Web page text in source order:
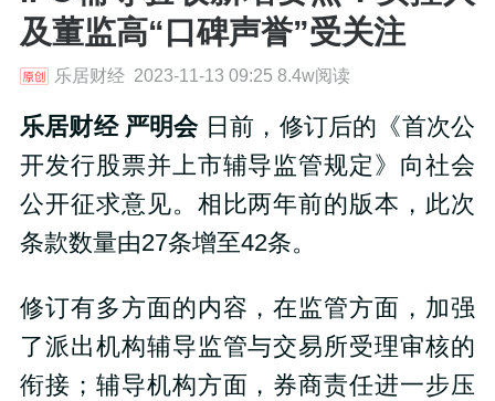
及董监高“口碑声誉”受关注
乐居财经 2023-11-13 09:25 8.4w阅读
乐居财经 严明会日前，修订后的《首次公
开发行股票并上市辅导监管规定》向社会
公开征求意见。相比两年前的版本，此次
条款数量由27条增至42条。
修订有多方面的内容，在监管方面，加强
了派出机构辅导监管与交易所受理审核的
衔接；辅导机构方面，券商责任进一步压